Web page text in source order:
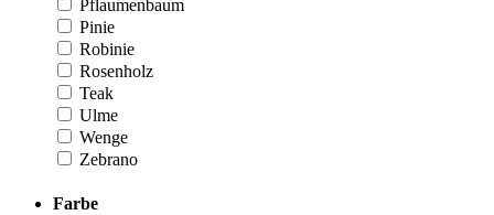
Pflaumenbaum
Pinie
Robinie
Rosenholz
Teak
Ulme
Wenge
Zebrano
Farbe